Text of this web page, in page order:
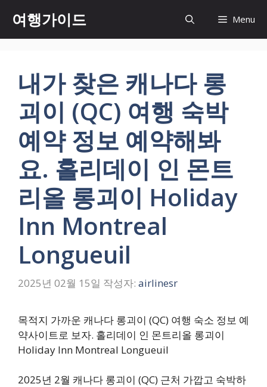
츠
여행가이드 Menu
내가 찾은 캐나다 롱
괴이 (QC) 여행 숙박
예약 정보 예약해봐
요. 홀리데이 인 몬트
리올 롱괴이 Holiday
Inn Montreal
Longueuil
2025년 02월 15일 작성자: airlinesr
목적지 가까운 캐나다 롱괴이 (QC) 여행 숙소 정보 예
약사이트로 보자. 홀리데이 인 몬트리올 롱괴이
Holiday Inn Montreal Longueuil
2025년 2월 캐나다 롱괴이 (QC) 근처 가깝고 숙박하